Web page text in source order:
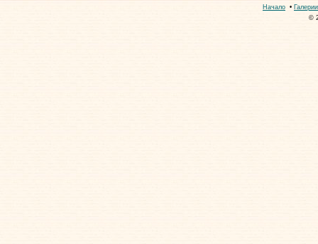
Начало • Галерии
©